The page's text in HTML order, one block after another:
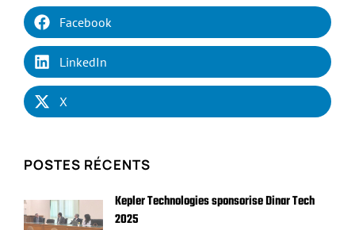
Facebook
LinkedIn
X
POSTES RÉCENTS
Kepler Technologies sponsorise Dinar Tech
2025